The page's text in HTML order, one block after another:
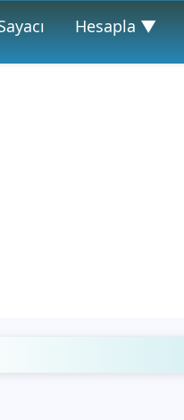
Hesapla ▼